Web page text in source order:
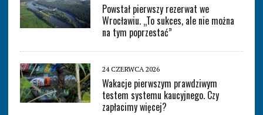
Powstał pierwszy rezerwat we
Wrocławiu. „To sukces, ale nie można
na tym poprzestać”
24 CZERWCA 2026
Wakacje pierwszym prawdziwym
testem systemu kaucyjnego. Czy
zapłacimy więcej?